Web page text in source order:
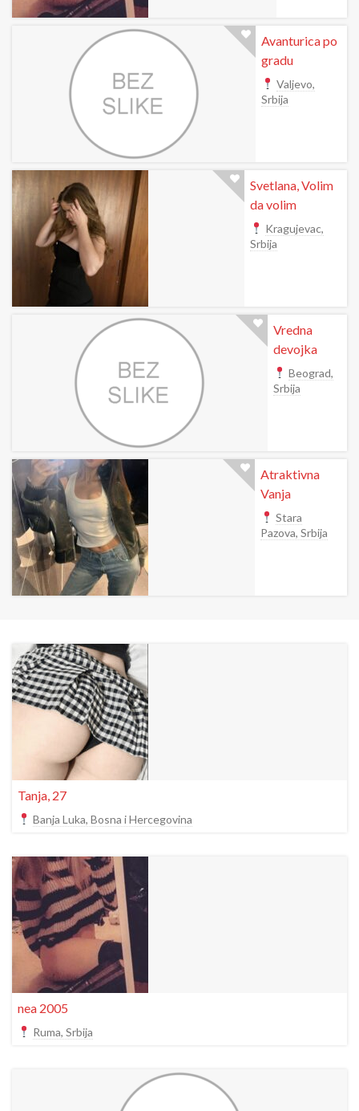
Avanturica po
gradu
Valjevo,
Srbija
Svetlana, Volim
da volim
Kragujevac,
Srbija
Vredna
devojka
Beograd,
Srbija
Atraktivna
Vanja
Stara
Pazova, Srbija
Tanja, 27
Banja Luka, Bosna i Hercegovina
nea 2005
Ruma, Srbija